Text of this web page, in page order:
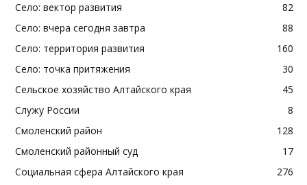
Село: вектор развития
82
Село: вчера сегодня завтра
88
Село: территория развития
160
Село: точка притяжения
30
Сельское хозяйство Алтайского края
45
Служу России
8
Смоленский район
128
Смоленский районный суд
17
Социальная сфера Алтайского края
276